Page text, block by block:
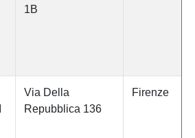
1B
Via Della
Repubblica 136
Firenze